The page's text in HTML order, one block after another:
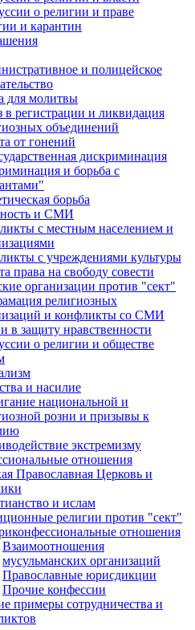
о религии и праве
и карантин
и полицейское
для молитвы
в регистрации и ликвидация
объединений
от гонений
дискриминация
и борьба с
борьба
и СМИ
с местным населением и
с учреждениями культуры
права на свободу совести
организации против "сект"
религиозных
и конфликты со СМИ
в защиту нравственности
о религии и обществе
и насилие
национальной и
розни и призывы к
экстремизму
отношения
Православная Церковь и
и ислам
религии против "сект"
отношения
Взаимоотношения
мусульманских организаций
Православные юрисдикции
Прочие конфессии
примеры сотрудничества и